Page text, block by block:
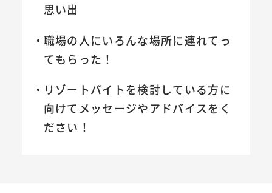
思い出
職場の人にいろんな場所に連れてっ
てもらった！
リゾートバイトを検討している方に
向けてメッセージやアドバイスをく
ださい！